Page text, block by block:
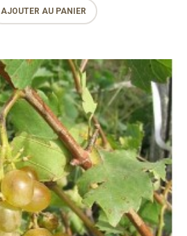
AJOUTER AU PANIER